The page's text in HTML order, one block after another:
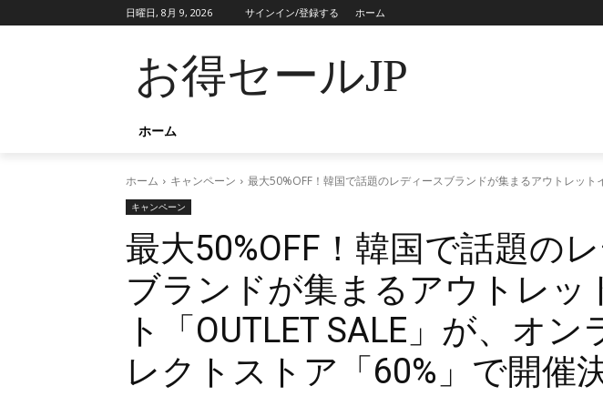
日曜日, 8月 9, 2026 サインイン/登録する ホーム
お得セールJP
ホーム
ホーム キャンペーン 最大50%OFF！韓国で話題のレディースブランドが集まるアウトレッ
キャンペーン
最大50%OFF！韓国で話題の
ブランドが集まるアウトレッ
ト「OUTLET SALE」が、オン
レクトストア「60%」で開催